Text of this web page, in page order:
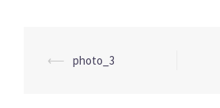
投
⟵ photo_3